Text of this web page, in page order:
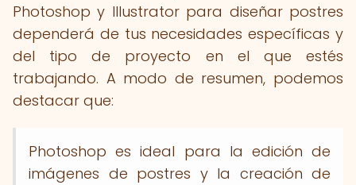
Photoshop y Illustrator para diseñar postres
dependerá de tus necesidades específicas y
del tipo de proyecto en el que estés
trabajando. A modo de resumen, podemos
destacar que:
Photoshop es ideal para la edición de
imágenes de postres y la creación de